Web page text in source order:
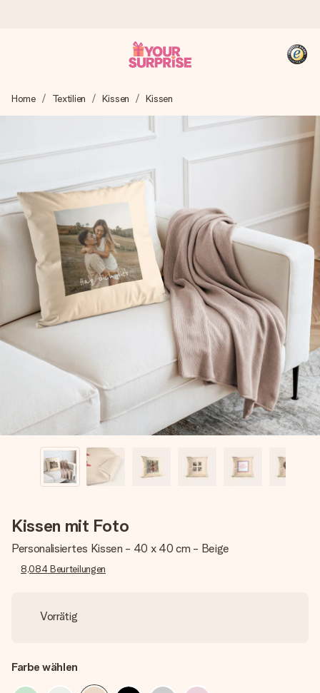
Wir bereiten dein Geschenk sorgfältig vor und schicken es
blitzschnell – damit du es genau zum richtigen Zeitpunkt
überreichen kannst, wenn es am meisten zählt.
4,8 (basierend auf +15.000 Bewertungen)
Unsere Geschenke begeistern. Kunden bewerten uns mit
4,8 bei Google Reviews (Gesamtergebnis aller Länder, in
die wir versenden).
+49 39292 929695
Montag - Freitag : 8:30 - 17:00 Uhr
Samstag - Sonntag : 8:30 - 13:00 Uhr
Home Textilien Kissen Kissen
Kissen mit Foto
Personalisiertes Kissen - 40 x 40 cm - Beige
8,084 Beurteilungen
Vorrätig
Farbe wählen